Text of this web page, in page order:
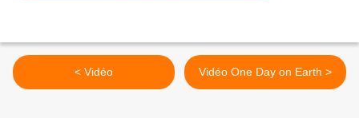
< Vidéo Vidéo One Day on Earth >